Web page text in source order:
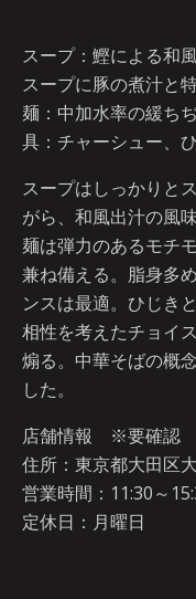
スープ：鰹による和
スープに豚の煮汁と
麺：中加水率の緩ち
具：チャーシュー、
スープはしっかりと
がら、和風出汁の風
麺は弾力のあるモチ
兼ね備える。脂身多
ンスは最適。ひじき
相性を考えたチョイ
煽る。中華そばの概
した。
店舗情報 ※要確認
住所：東京都大田区
営業時間：11:30～
定休日：月曜日